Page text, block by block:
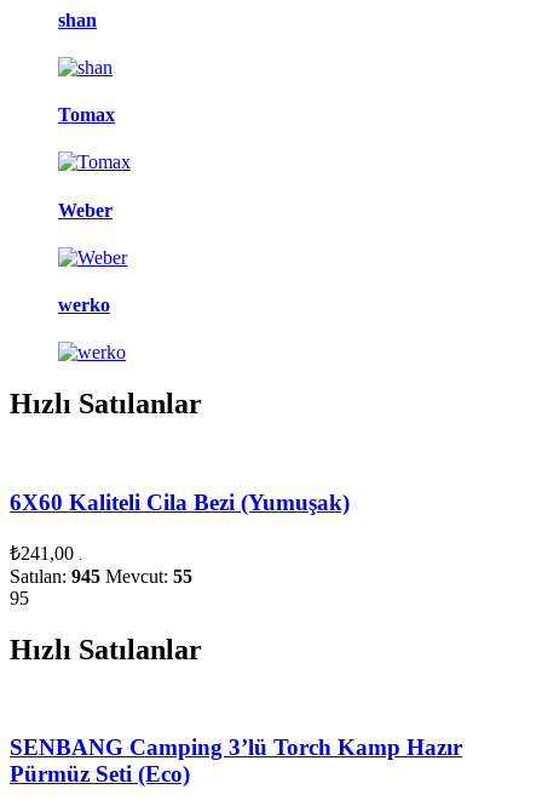
shan
Tomax
Weber
werko
Hızlı Satılanlar
6X60 Kaliteli Cila Bezi (Yumuşak)
₺241,00
Satılan: 945 Mevcut: 55
95
Hızlı Satılanlar
SENBANG Camping 3’lü Torch Kamp Hazır
Pürmüz Seti (Eco)